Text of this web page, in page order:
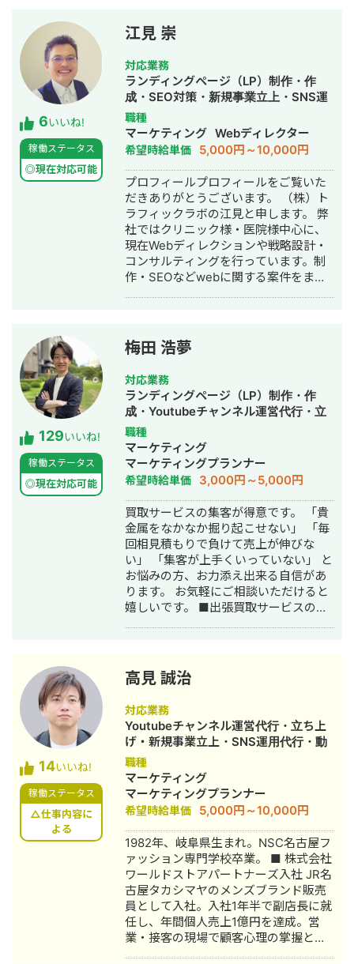
6いいね!
稼働ステータス
◎現在対応可能
江見 崇
対応業務
ランディングページ（LP）制作・作
成・SEO対策・新規事業立上・SNS運
用代行・記事作成代行・ライティン
グ・翻訳・ホームページ制作・作成・
バナー制作・デザイン・ロゴデザイ
ン・作成・イラスト制作・リスティン
グ広告運用代行
職種
マーケティング Webディレクター
希望時給単価 5,000円～10,000円
プロフィールプロフィールをご覧いた
だきありがとうございます。 （株）ト
ラフィックラボの江見と申します。 弊
社ではクリニック様・医院様中心に、
現在Webディレクションや戦略設計・
コンサルティングを行っています。制
作・SEOなどwebに関する案件をまる
また、常にレスを早めに対応を心がけ
ておりまして24時間365日対応が可能
です。 実際、弊社は地域名＋施術で上
位表示が得意得意で、かなりの施術名
をハックしています。 また、医療広告
ガイドライン、薬機法にも対応した知
見もあり安全性にも対応しておりま
す。 ■実績■ ・某美容系ビックワード
で圏外→10位以内（半年） ・美容施術
系ビッグワード 2位 ・新規患者数PV
が3ヶ月で２倍 ・半年で新規患者数が
1.5倍！
129いいね!
稼働ステータス
◎現在対応可能
梅田 浩夢
対応業務
ランディングページ（LP）制作・作
成・Youtubeチャンネル運営代行・立
ち上げ・SEO対策・SNS運用代行・記
事作成代行・ライティング・ホームペ
ージ制作・作成・リスティング広告運
用代行・オウンドメディア制作・構
築・運用代行
職種
マーケティング
マーケティングプランナー
希望時給単価 3,000円～5,000円
買取サービスの集客が得意です。 「貴
金属をなかなか掘り起こせない」 「毎
回相見積もりで負けて売上が伸びな
い」 「集客が上手くいっていない」 と
お悩みの方、お力添え出来る自信があ
ります。 お気軽にご相談いただけると
嬉しいです。 ■出張買取サービスの集
ケ支援会社（当時社員7名）にインター
ンとして参画し、案件獲得に向けた自
社集客（SEO・Web広告運用・LP制
作・YouTubeチャンネル運用・メール
マーケティング等）を担当。 2022年3
月 名古屋大学理学部数学科卒。 2022
年4月〜 Webマーケ会社勤務。人材
系クライアントを主に担当。 2024年11
月 これまでの経験を活かして独立し、
株式会社プラマーケを設立。 ホームペ
ージ：https://plumarke.co.jp/ ■実績
（※一部抜粋） #広告運用 ・出張買取
サービスにて、ROAS350%など、好調
な事例が複数あり。 ・StockSun営業
代行サービス「カリトルくん」、
StockSunサロンの広告運用を担当。
・ベンチャー企業~大手企業のWebマ
ーケティング支援に携わり、Web広告
運用、LP制作を担当。費用対効果を
14いいね!
稼働ステータス
△仕事内容に
よる
高見 誠治
対応業務
Youtubeチャンネル運営代行・立ち上
げ・新規事業立上・SNS運用代行・動
画制作・動画編集
職種
マーケティング
マーケティングプランナー
希望時給単価 5,000円～10,000円
1982年、岐阜県生まれ。NSC名古屋フ
ァッション専門学校卒業。 ■ 株式会社
ワールドストアパートナーズ入社 JR名
古屋タカシマヤのメンズブランド販売
員として入社。入社1年半で副店長に就
任し、年間個人売上1億円を達成。営
業・接客の現場で顧客心理の掌握と売